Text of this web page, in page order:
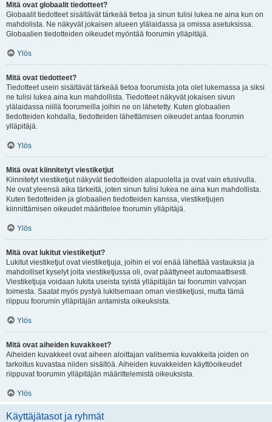
Mitä ovat globaalit tiedotteet?
Globaalit tiedotteet sisältävät tärkeää tietoa ja sinun tulisi lukea ne aina kun on
mahdolista. Ne näkyvät jokaisen alueen ylälaidassa ja omissa asetuksissa.
Globaalien tiedotteiden oikeudet myöntää foorumin ylläpitäjä.
Ylös
Mitä ovat tiedotteet?
Tiedotteet usein sisältävät tärkeää tietoa foorumista jota olet lukemassa ja siksi
ne tulisi lukea aina kun mahdollista. Tiedotteet näkyvät jokaisen sivun
ylälaidassa niillä foorumeilla joihin ne on lähetetty. Kuten globaalien
tiedotteiden kohdalla, tiedotteiden lähettämisen oikeudet antaa foorumin
ylläpitäjä.
Ylös
Mitä ovat kiinnitetyt viestiketjut
Kiinnitetyt viestiketjut näkyvät tiedotteiden alapuolella ja ovat vain etusivulla.
Ne ovat yleensä aika tärkeitä, joten sinun tulisi lukea ne aina kun mahdollista.
Kuten tiedotteiden ja globaalien tiedotteiden kanssa, viestiketjujen
kiinnittämisen oikeudet määrittelee foorumin ylläpitäjä.
Ylös
Mitä ovat lukitut viestiketjut?
Lukitut viestiketjut ovat viestiketjuja, joihin ei voi enää lähettää vastauksia ja
mahdolliset kyselyt joita viestiketjussa oli, ovat päättyneet automaattisesti.
Viestiketjuja voidaan lukita useista syistä ylläpitäjän tai foorumin valvojan
toimesta. Saatat myös pystyä lukitsemaan oman viestiketjusi, mutta tämä
riippuu foorumin ylläpitäjän antamista oikeuksista.
Ylös
Mitä ovat aiheiden kuvakkeet?
Aiheiden kuvakkeet ovat aiheen aloittajan valitsemia kuvakkeita joiden on
tarkoitus kuvastaa niiden sisältöä. Aiheiden kuvakkeiden käyttöoikeudet
riippuvat foorumin ylläpitäjän määrittelemistä oikeuksista.
Ylös
Käyttäjätasot ja ryhmät